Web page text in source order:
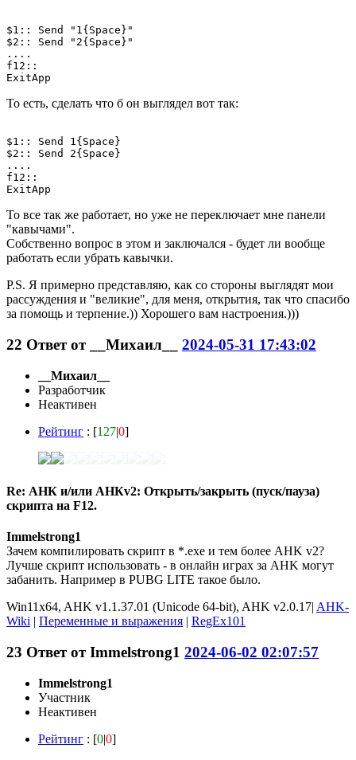
$1:: Send "1{Space}"
$2:: Send "2{Space}"
....
f12::
То есть, сделать что б он выглядел вот так:
$1:: Send 1{Space}
$2:: Send 2{Space}
....
f12::
То все так же работает, но уже не переключает мне панели
"кавычами".
Собственно вопрос в этом и заключался - будет ли вообще
работать если убрать кавычки.
P.S. Я примерно представляю, как со стороны выглядят мои
рассуждения и "великие", для меня, открытия, так что спасибо
за помощь и терпение.)) Хорошего вам настроения.)))
22 Ответ от __Михаил__ 2024-05-31 17:43:02
__Михаил__
Разработчик
Неактивен
Рейтинг : [127|0]
Re: АНК и/или АНКv2: Открыть/закрыть (пуск/пауза)
скрипта на F12.
Immelstrong1
Зачем компилировать скрипт в *.exe и тем более AHK v2?
Лучше скрипт использовать - в онлайн играх за AHK могут
забанить. Например в PUBG LITE такое было.
Win11x64, AHK v1.1.37.01 (Unicode 64-bit), AHK v2.0.17| AHK-
Wiki | Переменные и выражения | RegEx101
23 Ответ отImmelstrong1 2024-06-02 02:07:57
Immelstrong1
Участник
Неактивен
Рейтинг : [0|0]